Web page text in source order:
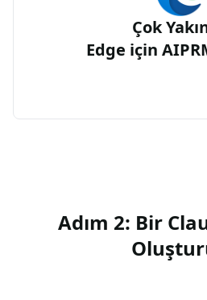
Çok
Edge için
Adım 2: Bir